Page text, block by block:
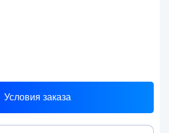
Условия заказа